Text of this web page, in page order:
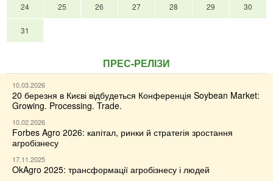
24 25 26 27 28 29 30
31
ПРЕС-РЕЛІЗИ
10.03.2026
20 березня в Києві відбудеться Конференція Soybean Market:
Growing. Processing. Trade.
10.02.2026
Forbes Agro 2026: капітал, ринки й стратегія зростання
агробізнесу
17.11.2025
OkAgro 2025: трансформації агробізнесу і людей